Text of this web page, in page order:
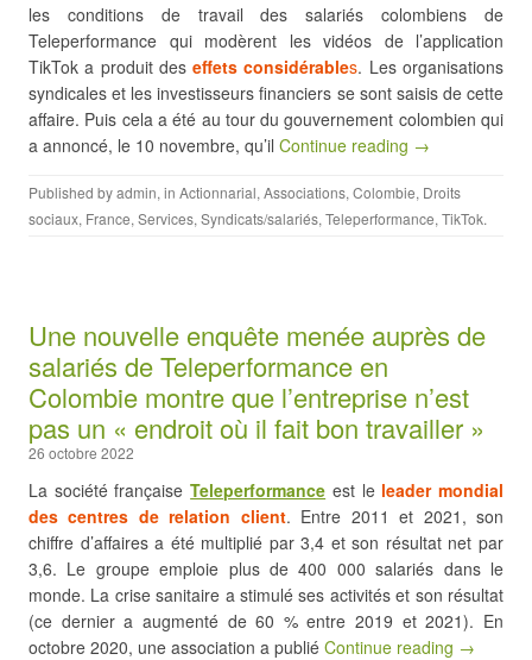
les conditions de travail des salariés colombiens de
Teleperformance qui modèrent les vidéos de l’application
TikTok a produit deseffets considérables. Les organisations
syndicales et les investisseurs financiers se sont saisis de cette
affaire. Puis cela a été au tour du gouvernement colombien qui
a annoncé, le 10 novembre, qu’il Continue reading →
Published byadmin, in Actionnarial, Associations, Colombie, Droits
sociaux, France, Services, Syndicats/salariés, Teleperformance, TikTok.
Une nouvelle enquête menée auprès de
salariés de Teleperformance en
Colombie montre que l’entreprise n’est
pas un « endroit où il fait bon travailler »
26 octobre 2022
La société françaiseTeleperformance est le leader mondial
des centres de relation client. Entre 2011 et 2021, son
chiffre d’affaires a été multiplié par 3,4 et son résultat net par
3,6. Le groupe emploie plus de 400 000 salariés dans le
monde. La crise sanitaire a stimulé ses activités et son résultat
(ce dernier a augmenté de 60 % entre 2019 et 2021). En
octobre 2020, une association a publié Continue reading →